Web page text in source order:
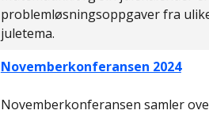
problemløsningsoppgaver fra
juletema.
Novemberkonferansen 2024
Novemberkonferansen samler